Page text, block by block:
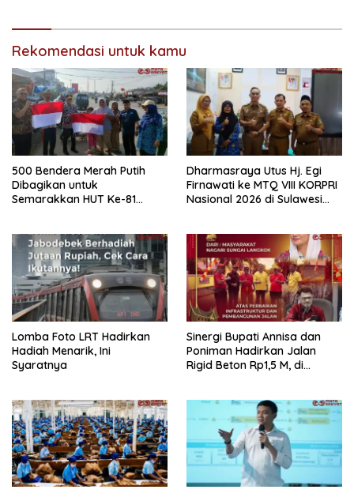
Rekomendasi untuk kamu
500 Bendera Merah Putih
Dibagikan untuk
Semarakkan HUT Ke-81
Dharmasraya Utus Hj. Egi
Firnawati ke MTQ VIII KORPRI
Nasional 2026 di Sulawesi
Lomba Foto LRT Hadirkan
Hadiah Menarik, Ini
Syaratnya
Sinergi Bupati Annisa dan
Poniman Hadirkan Jalan
Rigid Beton Rp1,5 M, di
Kasih